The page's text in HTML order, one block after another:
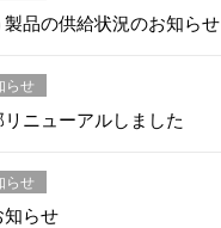
品の供給状況のお知らせ
らせ
ニューアルしました
らせ
知らせ